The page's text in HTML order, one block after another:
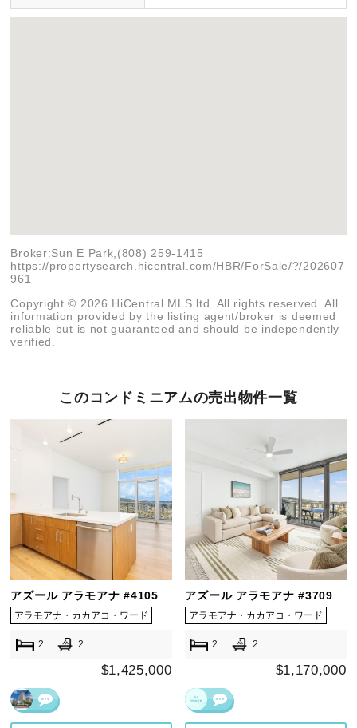
Broker:Sun E Park,(808) 259-1415
https://propertysearch.hicentral.com/HBR/ForSale/?/202607
961
Copyright © 2026 HiCentral MLS ltd. All rights reserved. All
information provided by the listing agent/broker is deemed
reliable but is not guaranteed and should be independently
verified.
このコンドミニアムの売出物件一覧
アズール アラモアナ #4105
アラモアナ・カカアコ・ワード
2 2
$1,425,000
アズール アラモアナ #3709
アラモアナ・カカアコ・ワード
2 2
$1,170,000